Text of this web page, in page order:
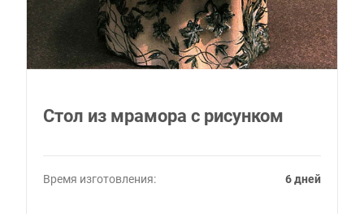
Стол из мрамора с рисунком
Время изготовления: 6 дней